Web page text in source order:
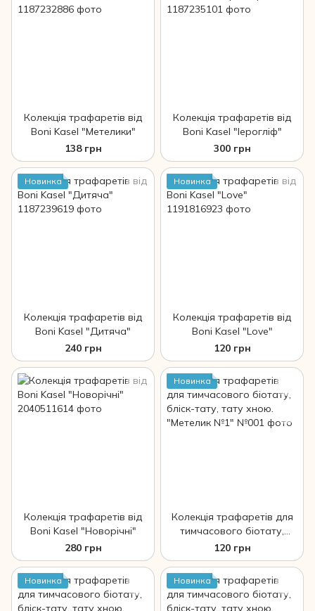
Колекція трафаретів від
Boni Kasel "Метелики"
138 грн
Колекція трафаретів від
Boni Kasel "Іерогліф"
300 грн
Новинка
Колекція трафаретів від
Boni Kasel "Дитяча"
240 грн
Новинка
Колекція трафаретів від
Boni Kasel "Love"
120 грн
Колекція трафаретів від
Boni Kasel "Новорічні"
280 грн
Новинка
Колекція трафаретів для
тимчасового біотату,
бліск-тату, тату хною.
"Метелик №1"
120 грн
Новинка Новинка